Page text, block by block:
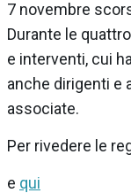
7 novembre
Durante le
e interventi, cui
anche dirigenti e
associate.
Per rivedere le
e qui